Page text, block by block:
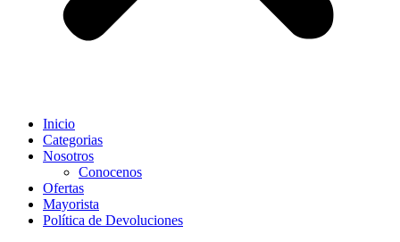
Inicio
Categorias
Nosotros
Conocenos
Ofertas
Mayorista
Política de Devoluciones